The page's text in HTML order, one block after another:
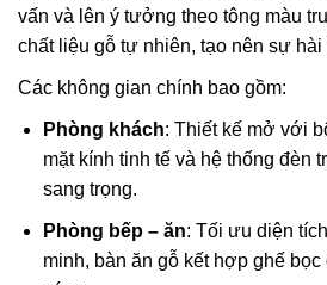
vấn và lên ý tưởng theo tông màu
chất liệu gỗ tự nhiên, tạo nên sự hài
Các không gian chính bao gồm:
Phòng khách: Thiết kế mở với
mặt kính tinh tế và hệ thống đèn
sang trọng.
Phòng bếp – ăn: Tối ưu diện
minh, bàn ăn gỗ kết hợp ghế bọc